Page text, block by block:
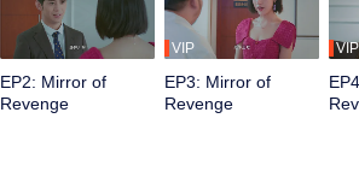
EP2: Mirror of
Revenge
VIP
EP3: Mirror of
Revenge
VIP